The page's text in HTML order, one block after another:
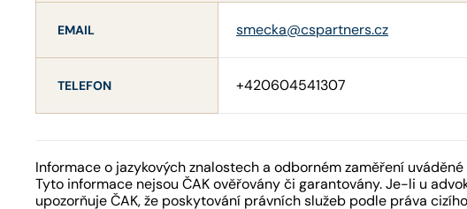
EMAIL smecka@cspartners.cz
TELEFON +420604541307
Informace o jazykových znalostech a odborném zaměření
Tyto informace nejsou ČAK ověřovány či garantovány. Je-li u
upozorňuje ČAK, že poskytování právních služeb podle práva